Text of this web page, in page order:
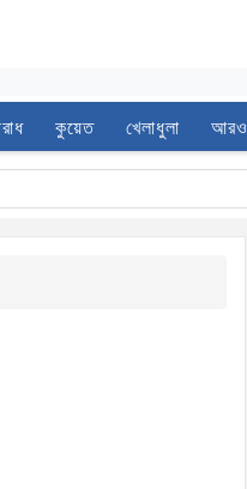
কুয়েত খেলাধুলা আরও